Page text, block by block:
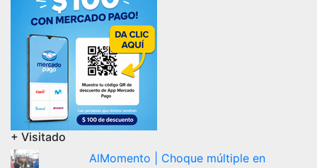
+ Visitado
AlMomento | Choque múltiple en